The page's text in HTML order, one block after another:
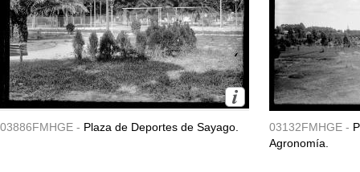
03886FMHGE - Plaza de Deportes de Sayago. 03132FMHGE -
Agronomía.